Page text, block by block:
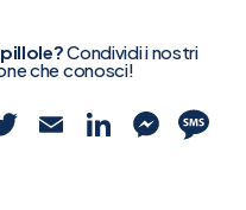
Condividi i nostri
che conosci!
Twitter
Email